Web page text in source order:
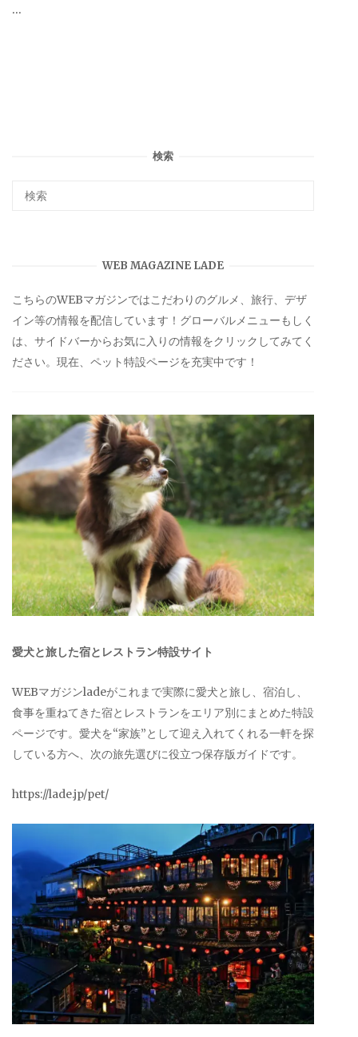
...
検索
WEB MAGAZINE LADE
こちらのWEBマガジンではこだわりのグルメ、旅行、デザ
イン等の情報を配信しています！グローバルメニューもしく
は、サイドバーからお気に入りの情報をクリックしてみてく
ださい。現在、ペット特設ページを充実中です！
愛犬と旅した宿とレストラン特設サイト
WEBマガジンladeがこれまで実際に愛犬と旅し、宿泊し、
食事を重ねてきた宿とレストランをエリア別にまとめた特設
ページです。愛犬を“家族”として迎え入れてくれる一軒を探
している方へ、次の旅先選びに役立つ保存版ガイドです。
https://lade.jp/pet/